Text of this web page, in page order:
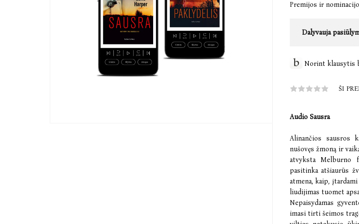
Premijos ir
Dalyvauja
Norint klausytis
ŠI
Audio Sausra
Alinančios sausros
nušovęs žmoną ir
atvyksta Melburno
pasitinka atšiaurūs
atmena, kaip,
liudijimas tuomet
Nepaisydamas
imasi tirti šeimos